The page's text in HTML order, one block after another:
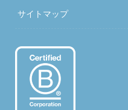
サイトマップ